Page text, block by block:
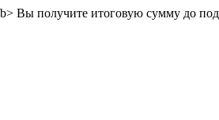
Вы получите итоговую сумму до